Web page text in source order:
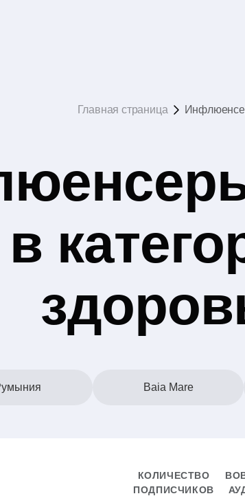
Главная страница
Baia Mare
КОЛИЧЕСТВО
ПОДПИСЧИКОВ